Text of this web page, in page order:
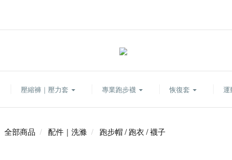
壓縮褲｜壓力套 專業跑步襪 恢復套
全部商品 配件｜洗滌 跑步帽 / 跑衣 / 襪子